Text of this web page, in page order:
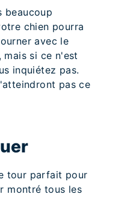
beaucoup
chien pourra
avec le
mais si ce n'est
inquiétez pas.
pas ce
tour parfait pour
montré tous les